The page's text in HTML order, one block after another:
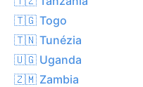
🇹🇬 Togo
🇹🇳 Tunézia
🇺🇬 Uganda
🇿🇲 Zambia